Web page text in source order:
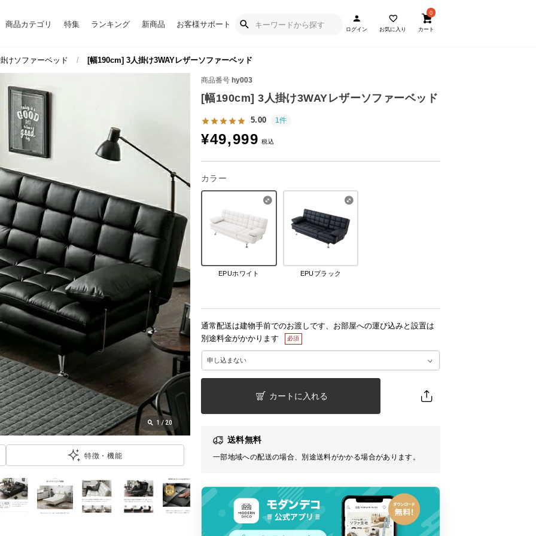
商品カテゴリ 特集 ランキング 新商品 お客様サポート
ログイン お気に入り
0
カート
けソファーベッド [幅190cm] 3人掛け3WAYレザーソファーベッド
商品番号 hy003
[幅190cm] 3人掛け3WAYレザーソファーベッド
5.00 1件
¥49,999
カラー
EPUホワイト EPUブラック
通常配送は建物手前でのお渡しです、お部屋への運び込みと設置は
別途料金がかかります
カートに入れる
送料無料
一部地域への配送の場合、別途送料がかかる場合があります。
1 /20
特徴・機能